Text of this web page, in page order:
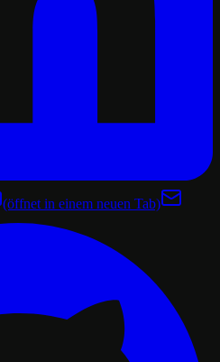
(öffnet in einem neuen Tab)